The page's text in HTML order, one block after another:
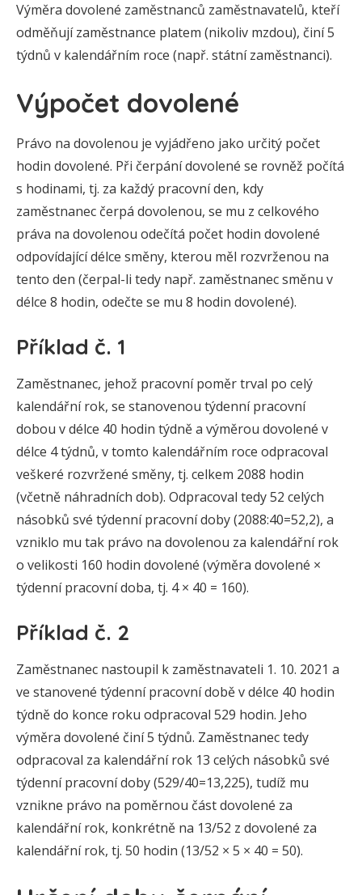
Výměra dovolené zaměstnanců zaměstnavatelů, kteří
odměňují zaměstnance platem (nikoliv mzdou), činí 5
týdnů v kalendářním roce (např. státní zaměstnanci).
Výpočet dovolené
Právo na dovolenou je vyjádřeno jako určitý počet
hodin dovolené. Při čerpání dovolené se rovněž počítá
s hodinami, tj. za každý pracovní den, kdy
zaměstnanec čerpá dovolenou, se mu z celkového
práva na dovolenou odečítá počet hodin dovolené
odpovídající délce směny, kterou měl rozvrženou na
tento den (čerpal-li tedy např. zaměstnanec směnu v
délce 8 hodin, odečte se mu 8 hodin dovolené).
Příklad č. 1
Zaměstnanec, jehož pracovní poměr trval po celý
kalendářní rok, se stanovenou týdenní pracovní
dobou v délce 40 hodin týdně a výměrou dovolené v
délce 4 týdnů, v tomto kalendářním roce odpracoval
veškeré rozvržené směny, tj. celkem 2088 hodin
(včetně náhradních dob). Odpracoval tedy 52 celých
násobků své týdenní pracovní doby (2088:40=52,2), a
vzniklo mu tak právo na dovolenou za kalendářní rok
o velikosti 160 hodin dovolené (výměra dovolené ×
týdenní pracovní doba, tj. 4 × 40 = 160).
Příklad č. 2
Zaměstnanec nastoupil k zaměstnavateli 1. 10. 2021 a
ve stanovené týdenní pracovní době v délce 40 hodin
týdně do konce roku odpracoval 529 hodin. Jeho
výměra dovolené činí 5 týdnů. Zaměstnanec tedy
odpracoval za kalendářní rok 13 celých násobků své
týdenní pracovní doby (529/40=13,225), tudíž mu
vznikne právo na poměrnou část dovolené za
kalendářní rok, konkrétně na 13/52 z dovolené za
kalendářní rok, tj. 50 hodin (13/52 × 5 × 40 = 50).